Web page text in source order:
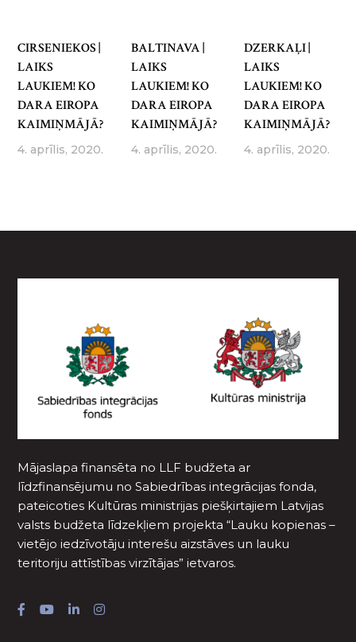
CIRSENIEKOS |
LAIKS
LAUKIEM! KO
DARA EIROPA
KAIMIŅMĀJĀ?
4. aprīlis, 2020.
BALTINAVA |
LAIKS
LAUKIEM! KO
DARA EIROPA
KAIMIŅMĀJĀ?
4. aprīlis, 2020.
DZERKAĻI |
LAIKS
LAUKIEM! KO
DARA EIROPA
KAIMIŅMĀJĀ?
4. aprīlis, 2020.
Mājaslapa finansēta no LLF budžeta ar
līdzfinansējumu no Sabiedrības integrācijas fonda,
pateicoties Kultūras ministrijas piešķirtajiem Latvijas
valsts budžeta līdzekļiem projekta “Lauku kopienas –
vietējo iedzīvotāju interešu aizstāves un lauku
teritoriju attīstības virzītājas” ietvaros.